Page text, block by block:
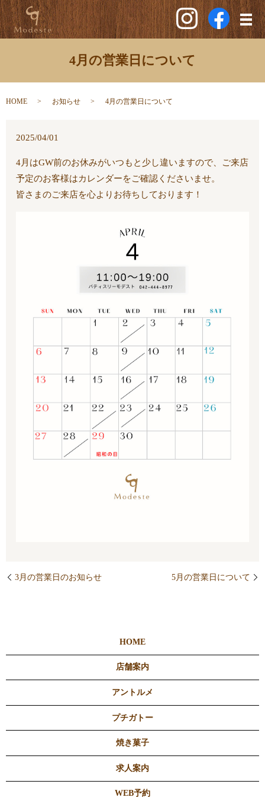
メ
4月の営業日について
HOME お知らせ 4月の営業日について
2025/04/01
4月はGW前のお休みがいつもと少し違いますので、ご来店
予定のお客様はカレンダーをご確認くださいませ。
皆さまのご来店を心よりお待ちしております！
3月の営業日のお知らせ 5月の営業日について
HOME
店舗案内
アントルメ
プチガトー
焼き菓子
求人案内
WEB予約